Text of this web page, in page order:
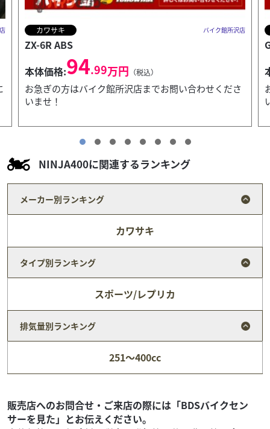
スズキ バイク館所沢店
GrassTracker BIGBOY
本体価格:29.99万円 （税込）
お急ぎの方はバイク館所沢店までお問い合わせくださ
いませ！
カワサキ
94
お急ぎの方はバイク館所沢店までお問い合わせくださいま
せ！
NINJA400に関連するランキング
メーカー別ランキング
カワサキ
タイプ別ランキング
スポーツ/レプリカ
排気量別ランキング
251～400cc
販売店へのお問合せ・ご来店の際には「BDSバイクセン
サーを見た」とお伝えください。